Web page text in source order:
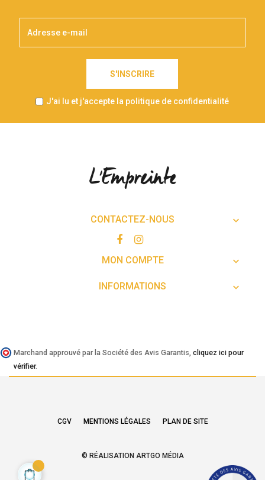
S'INSCRIRE
J'ai lu et j'accepte la politique de confidentialité
CONTACTEZ-NOUS 
MON COMPTE 
INFORMATIONS 
Marchand approuvé par la Société des Avis Garantis, cliquez ici pour
vérifier.
CGV MENTIONS LÉGALES PLAN DE SITE
© RÉALISATION ARTGO MÉDIA